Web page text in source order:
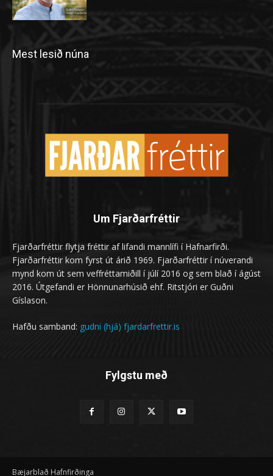
Mest lesið núna
Um Fjarðarfréttir
Fjarðarfréttir flytja fréttir af lifandi mannlífi í Hafnarfirði.
Fjarðarfréttir kom fyrst út árið 1969. Fjarðarfréttir í núverandi
mynd kom út sem veffréttamiðill í júlí 2016 og sem blað í ágúst
2016. Útgefandi er Hönnunarhúsið ehf. Ritstjóri er Guðni
Gíslason.
Hafðu samband: gudni (hjá) fjardarfrettir.is
Fylgstu með
Bæjarblað Hafnfirðinga